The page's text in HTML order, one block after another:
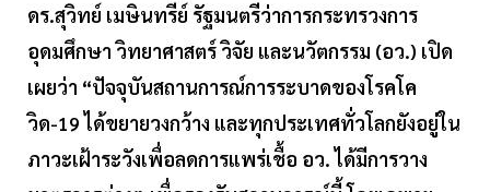
ดร.สุวิทย์ เมษินทรีย์ รัฐมนตรีว่าการกระทรวงการ
อุดมศึกษา วิทยาศาสตร์ วิจัย และนวัตกรรม (อว.) เปิด
เผยว่า “ปัจจุบันสถานการณ์การระบาดของโรคโค
วิด-19 ได้ขยายวงกว้าง และทุกประเทศทั่วโลกยังอยู่ใน
ภาวะเฝ้าระวังเพื่อลดการแพร่เชื้อ อว. ได้มีการวาง